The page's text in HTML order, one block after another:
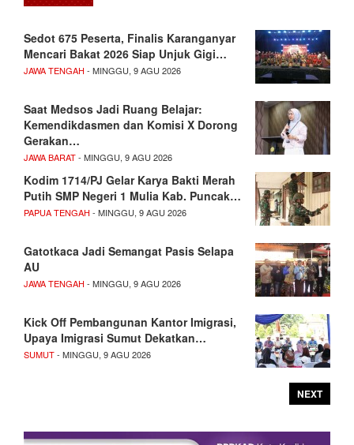
Sedot 675 Peserta, Finalis Karanganyar
Mencari Bakat 2026 Siap Unjuk Gigi…
JAWA TENGAH - MINGGU, 9 AGU 2026
Saat Medsos Jadi Ruang Belajar:
Kemendikdasmen dan Komisi X Dorong
Gerakan…
JAWA BARAT- MINGGU, 9 AGU 2026
Kodim 1714/PJ Gelar Karya Bakti Merah
Putih SMP Negeri 1 Mulia Kab. Puncak…
PAPUA TENGAH - MINGGU, 9 AGU 2026
Gatotkaca Jadi Semangat Pasis Selapa
AU
JAWA TENGAH - MINGGU, 9 AGU 2026
Kick Off Pembangunan Kantor Imigrasi,
Upaya Imigrasi Sumut Dekatkan…
SUMUT- MINGGU, 9 AGU 2026
NEXT